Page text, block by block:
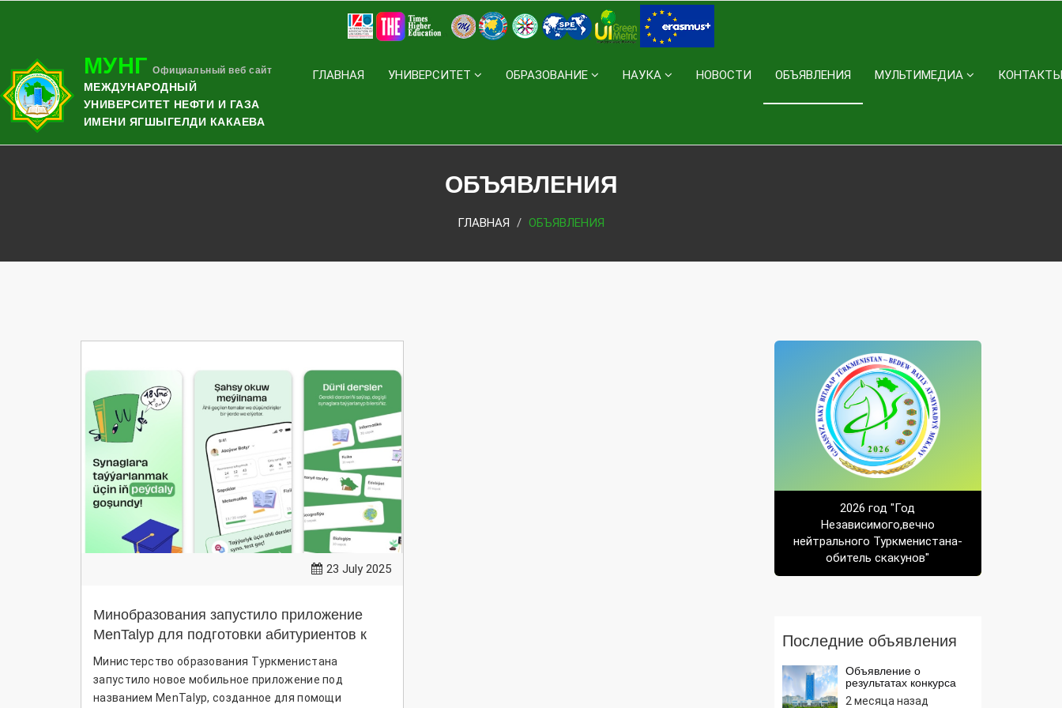
МУНГ Официальный веб сайт
МЕЖДУНАРОДНЫЙ
УНИВЕРСИТЕТ НЕФТИ И ГАЗА
ИМЕНИ ЯГШЫГЕЛДИ КАКАЕВА
ГЛАВНАЯ УНИВЕРСИТЕТ ОБРАЗОВАНИЕ НАУКА НОВОСТИ ОБЪЯВЛЕНИЯ МУЛЬТИМЕДИА КОНТАКТЫ
ОБЪЯВЛЕНИЯ
ГЛАВНАЯ ОБЪЯВЛЕНИЯ
23 July 2025
Минобразования запустило приложение
MenTalyp для подготовки абитуриентов к
вступительным экзаменам
Министерство образования Туркменистана
запустило новое мобильное приложение под
названием MenTalyp, созданное для помощи
2026 год "Год
Независимого,вечно
нейтрального Туркменистана-
обитель скакунов"
Последние объявления
Объявление о
результатах конкурса
2 месяца назад